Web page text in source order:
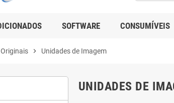
SOFTWARE CONSUMÍVEIS
Originais chevron_right Unidades de Imagem
UNIDADES DE